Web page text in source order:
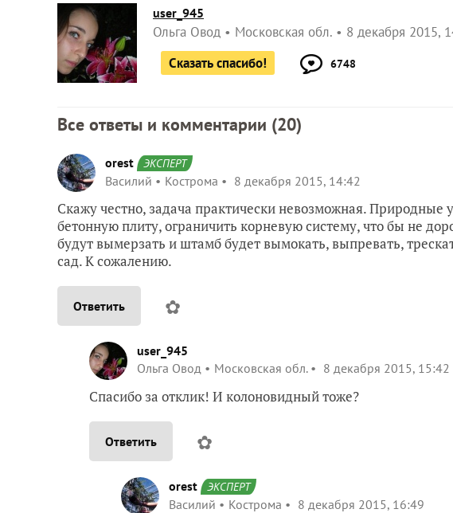
user_945
Ольга Овод Московская обл.
8 декабря 2015,
Сказать спасибо!
6748
Все ответы и комментарии (20)
orest ЭКСПЕРТ
Василий Кострома 8 декабря 2015, 14:42
Скажу честно, задача практически невозможная.
бетонную плиту, ограничить корневую систему, что бы не
будут вымерзать и штамб будет вымокать, выпревать,
сад. К сожалению.
Ответить ✿
user_945
Ольга Овод
Московская обл. 8 декабря 2015, 15:42
Спасибо за отклик! И колоновидный тоже?
Ответить ✿
orest ЭКСПЕРТ
Василий Кострома 8 декабря 2015, 16:49